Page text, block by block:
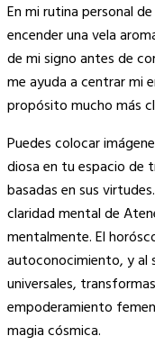
En mi rutina personal
encender una vela
de mi signo antes de
me ayuda a centrar mi
propósito mucho más
Puedes colocar
diosa en tu espacio de
basadas en sus
claridad mental de
mentalmente. El
autoconocimiento, y al
universales,
empoderamiento
magia cósmica.